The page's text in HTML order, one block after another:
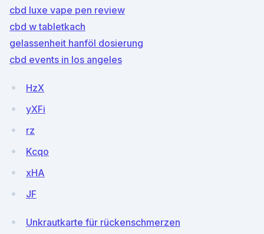
cbd luxe vape pen review
cbd w tabletkach
gelassenheit hanföl dosierung
cbd events in los angeles
HzX
yXFi
rz
Kcqo
xHA
JF
Unkrautkarte für rückenschmerzen